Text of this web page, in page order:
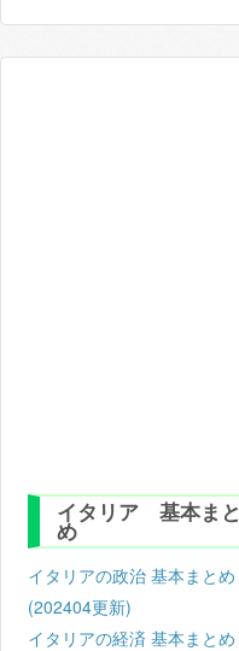
イタリア 基本まと
め
イタリアの政治 基本まとめ
(202404更新)
イタリアの経済 基本まとめ